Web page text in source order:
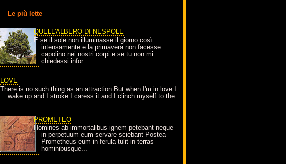
Le più lette
QUELL'ALBERO DI NESPOLE
E se il sole non illuminasse il giorno così
intensamente e la primavera non facesse
capolino nei nostri corpi e se tu non mi
chiedessi infor...
LOVE
There is no such thing as an attraction But when I'm in love I
wake up and I stroke I caress it and I clinch myself to the
...
PROMETEO
Homines ab immortalibus ignem petebant neque
in perpetuum eum servare sciebant Postea
Prometheus eum in ferula tulit in terras
hominibusque...